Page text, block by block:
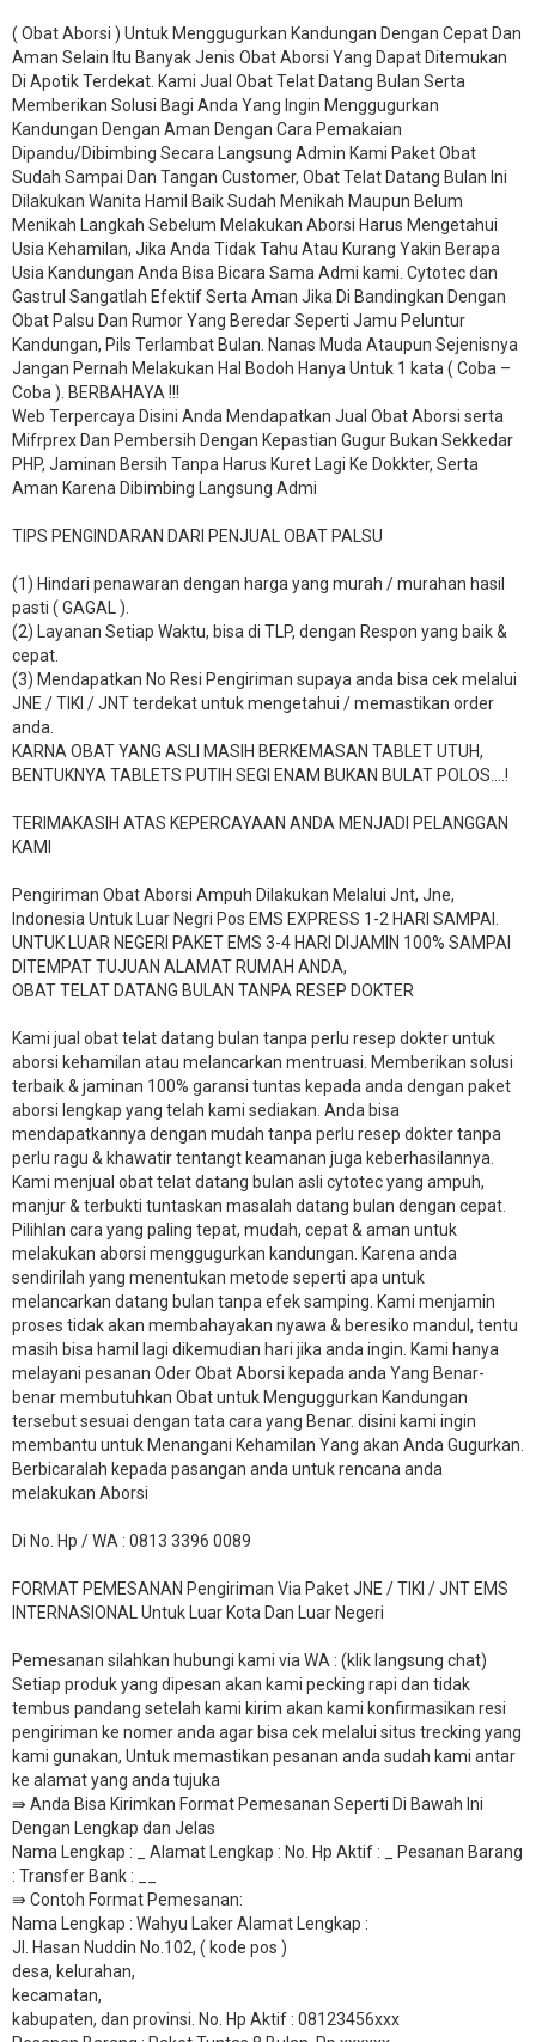
( Obat Aborsi ) Untuk Menggugurkan Kandungan Dengan Cepat Dan
Aman Selain Itu Banyak Jenis Obat Aborsi Yang Dapat Ditemukan
Di Apotik Terdekat. Kami Jual Obat Telat Datang Bulan Serta
Memberikan Solusi Bagi Anda Yang Ingin Menggugurkan
Kandungan Dengan Aman Dengan Cara Pemakaian
Dipandu/Dibimbing Secara Langsung Admin Kami Paket Obat
Sudah Sampai Dan Tangan Customer, Obat Telat Datang Bulan Ini
Dilakukan Wanita Hamil Baik Sudah Menikah Maupun Belum
Menikah Langkah Sebelum Melakukan Aborsi Harus Mengetahui
Usia Kehamilan, Jika Anda Tidak Tahu Atau Kurang Yakin Berapa
Usia Kandungan Anda Bisa Bicara Sama Admi kami. Cytotec dan
Gastrul Sangatlah Efektif Serta Aman Jika Di Bandingkan Dengan
Obat Palsu Dan Rumor Yang Beredar Seperti Jamu Peluntur
Kandungan, Pils Terlambat Bulan. Nanas Muda Ataupun Sejenisnya
Jangan Pernah Melakukan Hal Bodoh Hanya Untuk 1 kata ( Coba –
Coba ). BERBAHAYA !!!
Web Terpercaya Disini Anda Mendapatkan Jual Obat Aborsi serta
Mifrprex Dan Pembersih Dengan Kepastian Gugur Bukan Sekkedar
PHP, Jaminan Bersih Tanpa Harus Kuret Lagi Ke Dokkter, Serta
Aman Karena Dibimbing Langsung Admi
TIPS PENGINDARAN DARI PENJUAL OBAT PALSU
(1) Hindari penawaran dengan harga yang murah / murahan hasil
pasti ( GAGAL ).
(2) Layanan Setiap Waktu, bisa di TLP, dengan Respon yang baik &
cepat.
(3) Mendapatkan No Resi Pengiriman supaya anda bisa cek melalui
JNE / TIKI / JNT terdekat untuk mengetahui / memastikan order
anda.
KARNA OBAT YANG ASLI MASIH BERKEMASAN TABLET UTUH,
BENTUKNYA TABLETS PUTIH SEGI ENAM BUKAN BULAT POLOS….!
TERIMAKASIH ATAS KEPERCAYAAN ANDA MENJADI PELANGGAN
KAMI
Pengiriman Obat Aborsi Ampuh Dilakukan Melalui Jnt, Jne,
Indonesia Untuk Luar Negri Pos EMS EXPRESS 1-2 HARI SAMPAI.
UNTUK LUAR NEGERI PAKET EMS 3-4 HARI DIJAMIN 100% SAMPAI
DITEMPAT TUJUAN ALAMAT RUMAH ANDA,
OBAT TELAT DATANG BULAN TANPA RESEP DOKTER
Kami jual obat telat datang bulan tanpa perlu resep dokter untuk
aborsi kehamilan atau melancarkan mentruasi. Memberikan solusi
terbaik & jaminan 100% garansi tuntas kepada anda dengan paket
aborsi lengkap yang telah kami sediakan. Anda bisa
mendapatkannya dengan mudah tanpa perlu resep dokter tanpa
perlu ragu & khawatir tentangt keamanan juga keberhasilannya.
Kami menjual obat telat datang bulan asli cytotec yang ampuh,
manjur & terbukti tuntaskan masalah datang bulan dengan cepat.
Pilihlan cara yang paling tepat, mudah, cepat & aman untuk
melakukan aborsi menggugurkan kandungan. Karena anda
sendirilah yang menentukan metode seperti apa untuk
melancarkan datang bulan tanpa efek samping. Kami menjamin
proses tidak akan membahayakan nyawa & beresiko mandul, tentu
masih bisa hamil lagi dikemudian hari jika anda ingin. Kami hanya
melayani pesanan Oder Obat Aborsi kepada anda Yang Benar-
benar membutuhkan Obat untuk Menguggurkan Kandungan
tersebut sesuai dengan tata cara yang Benar. disini kami ingin
membantu untuk Menangani Kehamilan Yang akan Anda Gugurkan.
Berbicaralah kepada pasangan anda untuk rencana anda
melakukan Aborsi
Di No. Hp / WA : 0813 3396 0089
FORMAT PEMESANAN Pengiriman Via Paket JNE / TIKI / JNT EMS
INTERNASIONAL Untuk Luar Kota Dan Luar Negeri
Pemesanan silahkan hubungi kami via WA : (klik langsung chat)
Setiap produk yang dipesan akan kami pecking rapi dan tidak
tembus pandang setelah kami kirim akan kami konfirmasikan resi
pengiriman ke nomer anda agar bisa cek melalui situs trecking yang
kami gunakan, Untuk memastikan pesanan anda sudah kami antar
ke alamat yang anda tujuka
⇛ Anda Bisa Kirimkan Format Pemesanan Seperti Di Bawah Ini
Dengan Lengkap dan Jelas
Nama Lengkap : _ Alamat Lengkap : No. Hp Aktif : _ Pesanan Barang
: Transfer Bank : __
​⇛ Contoh Format Pemesanan:
Nama Lengkap : Wahyu Laker Alamat Lengkap :
Jl. Hasan Nuddin No.102, ( kode pos )
desa, kelurahan,
kecamatan,
kabupaten, dan provinsi. No. Hp Aktif : 08123456xxx